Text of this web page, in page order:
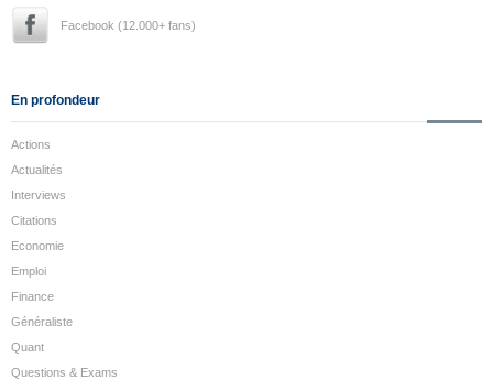
Facebook (12.000+ fans)
En profondeur
Actions
Actualités
Interviews
Citations
Economie
Emploi
Finance
Généraliste
Quant
Questions & Exams